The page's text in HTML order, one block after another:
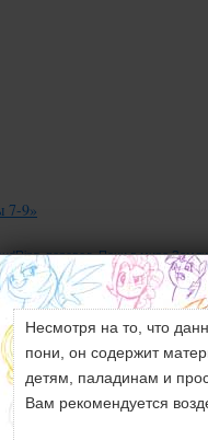
7-9»
,перевод,Пони в мире Земли
5-6
В рубрике: Рассказы,Рассказы -
Несмотря на то, что
пони, он содержит
детям, паладинам и
Вам рекомендуется